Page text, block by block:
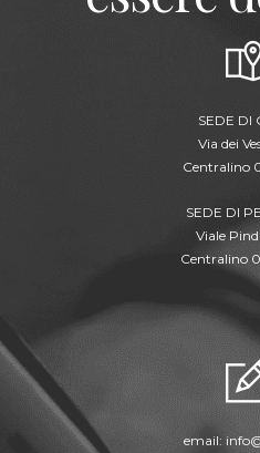
SEDE DI
Via dei
Centralino
SEDE DI
Viale
Centralino
email: